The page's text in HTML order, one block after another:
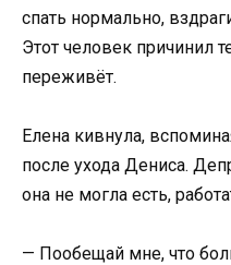
спать нормально,
Этот человек причинил
переживёт.
Елена кивнула,
после ухода Дениса.
она не могла есть,
— Пообещай мне, что